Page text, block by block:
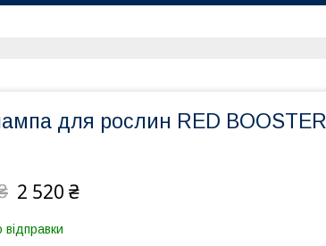
для рослин RED BOOSTER
2 520 ₴